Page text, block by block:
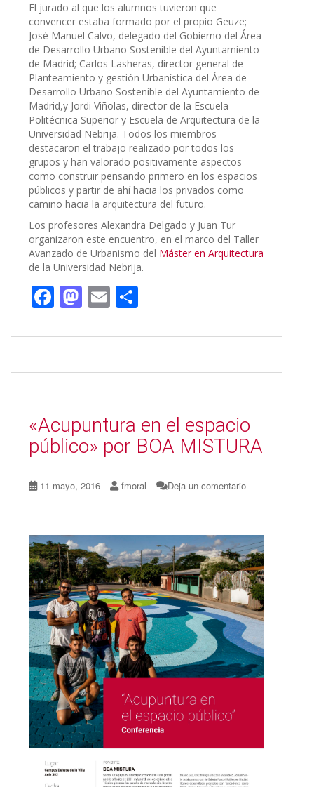
El jurado al que los alumnos tuvieron que
convencer estaba formado por el propio Geuze;
José Manuel Calvo, delegado del Gobierno del Área
de Desarrollo Urbano Sostenible del Ayuntamiento
de Madrid; Carlos Lasheras, director general de
Planteamiento y gestión Urbanística del Área de
Desarrollo Urbano Sostenible del Ayuntamiento de
Madrid,y Jordi Viñolas, director de la Escuela
Politécnica Superior y Escuela de Arquitectura de la
Universidad Nebrija. Todos los miembros
destacaron el trabajo realizado por todos los
grupos y han valorado positivamente aspectos
como construir pensando primero en los espacios
públicos y partir de ahí hacia los privados como
camino hacia la arquitectura del futuro.
Los profesores Alexandra Delgado y Juan Tur
organizaron este encuentro, en el marco del Taller
Avanzado de Urbanismo del Máster en Arquitectura
de la Universidad Nebrija.
F
e
b
k
M
to
d
E
ai
l
m
p
r
«Acupuntura en el espacio
público» por BOA MISTURA
11 mayo, 2016 fmoral Deja un comentario